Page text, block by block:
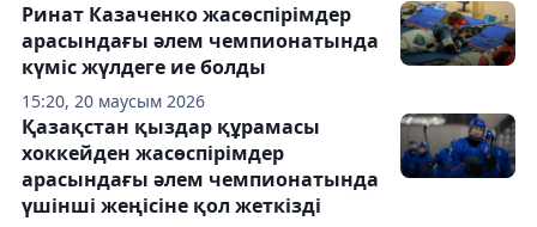
15:20, 20 маусым 2026
Ринат Казаченко жасөспірімдер
арасындағы әлем чемпионатында
күміс жүлдеге ие болды
Қазақстан қыздар құрамасы
хоккейден жасөспірімдер
арасындағы әлем чемпионатында
үшінші жеңісіне қол жеткізді